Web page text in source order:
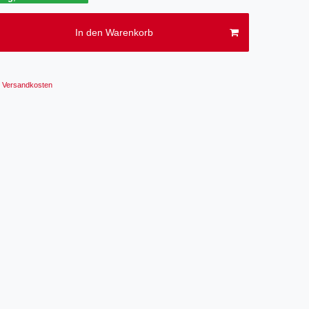
In den Warenkorb
Versandkosten